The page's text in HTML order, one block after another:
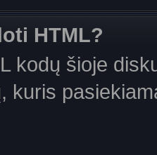
HTML?
kodų šioje
kuris